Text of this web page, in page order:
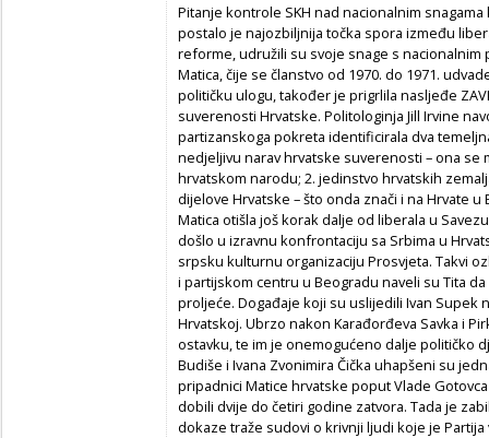
Pitanje kontrole SKH nad nacionalnim
postalo je najozbiljnija točka spora između
reforme, udružili su svoje snage s nacionalnim
Matica, čije se članstvo od 1970. do 1971.
političku ulogu, također je prigrlila nasljeđe
suverenosti Hrvatske. Politologinja Jill Irvine
partizanskoga pokreta identificirala dva
nedjeljivu narav hrvatske suverenosti – ona
hrvatskom narodu; 2. jedinstvo hrvatskih
dijelove Hrvatske – što onda znači i na Hrvate
Matica otišla još korak dalje od liberala u
došlo u izravnu konfrontaciju sa Srbima u
srpsku kulturnu organizaciju Prosvjeta. Takvi
i partijskom centru u Beogradu naveli su Tita
proljeće. Događaje koji su uslijedili Ivan Supek
Hrvatskoj. Ubrzo nakon Karađorđeva Savka i
ostavku, te im je onemogućeno dalje političko
Budiše i Ivana Zvonimira Čička uhapšeni su
pripadnici Matice hrvatske poput Vlade
dobili dvije do četiri godine zatvora. Tada je
dokaze traže sudovi o krivnji ljudi koje je Partija